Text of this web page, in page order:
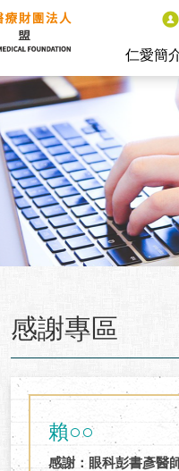
仁愛簡
感謝專區
賴○○
感謝：眼科彭書彥醫